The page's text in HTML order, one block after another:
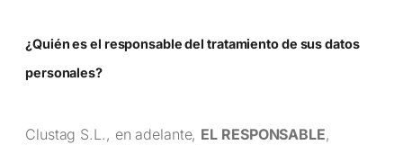
¿Quién es el responsable del tratamiento de sus datos
personales?
Clustag S.L., en adelante, EL RESPONSABLE,